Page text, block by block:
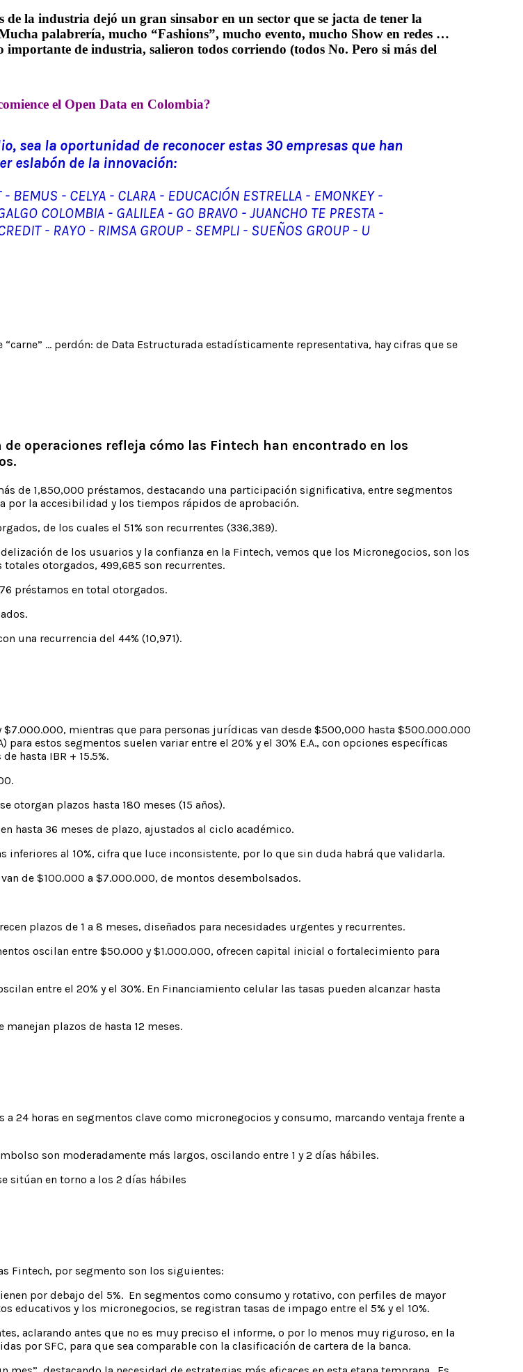
la industria dejó un gran sinsabor en un sector que se jacta de tener la
palabrería, mucho “Fashions”, mucho evento, mucho Show en redes …
de industria, salieron todos corriendo (todos No. Pero si más del
el Open Data en Colombia?
sea la oportunidad de reconocer estas 30 empresas que han
eslabón de la innovación:
BEMUS - CELYA - CLARA - EDUCACIÓN ESTRELLA - EMONKEY -
COLOMBIA - GALILEA - GO BRAVO - JUANCHO TE PRESTA -
- RAYO - RIMSA GROUP - SEMPLI - SUEÑOS GROUP - U
… perdón: de Data Estructurada estadísticamente representativa, hay cifras que se
de operaciones refleja cómo las Fintech han encontrado en los
de 1,850,000 préstamos, destacando una participación significativa, entre segmentos
por la accesibilidad y los tiempos rápidos de aprobación.
de los cuales el 51% son recurrentes (336,389).
de los usuarios y la confianza en la Fintech, vemos que los Micronegocios, son los
otorgados, 499,685 son recurrentes.
préstamos en total otorgados.
una recurrencia del 44% (10,971).
mientras que para personas jurídicas van desde $500,000 hasta $500.000.000
estos segmentos suelen variar entre el 20% y el 30% E.A., con opciones específicas
hasta IBR + 15.5%.
otorgan plazos hasta 180 meses (15 años).
hasta 36 meses de plazo, ajustados al ciclo académico.
inferiores al 10%, cifra que luce inconsistente, por lo que sin duda habrá que validarla.
de $100.000 a $7.000.000, de montos desembolsados.
plazos de 1 a 8 meses, diseñados para necesidades urgentes y recurrentes.
oscilan entre $50.000 y $1.000.000, ofrecen capital inicial o fortalecimiento para
entre el 20% y el 30%. En Financiamiento celular las tasas pueden alcanzar hasta
plazos de hasta 12 meses.
24 horas en segmentos clave como micronegocios y consumo, marcando ventaja frente a
son moderadamente más largos, oscilando entre 1 y 2 días hábiles.
sitúan en torno a los 2 días hábiles
Fintech, por segmento son los siguientes:
por debajo del 5%. En segmentos como consumo y rotativo, con perfiles de mayor
educativos y los micronegocios, se registran tasas de impago entre el 5% y el 10%.
aclarando antes que no es muy preciso el informe, o por lo menos muy riguroso, en la
por SFC, para que sea comparable con la clasificación de cartera de la banca.